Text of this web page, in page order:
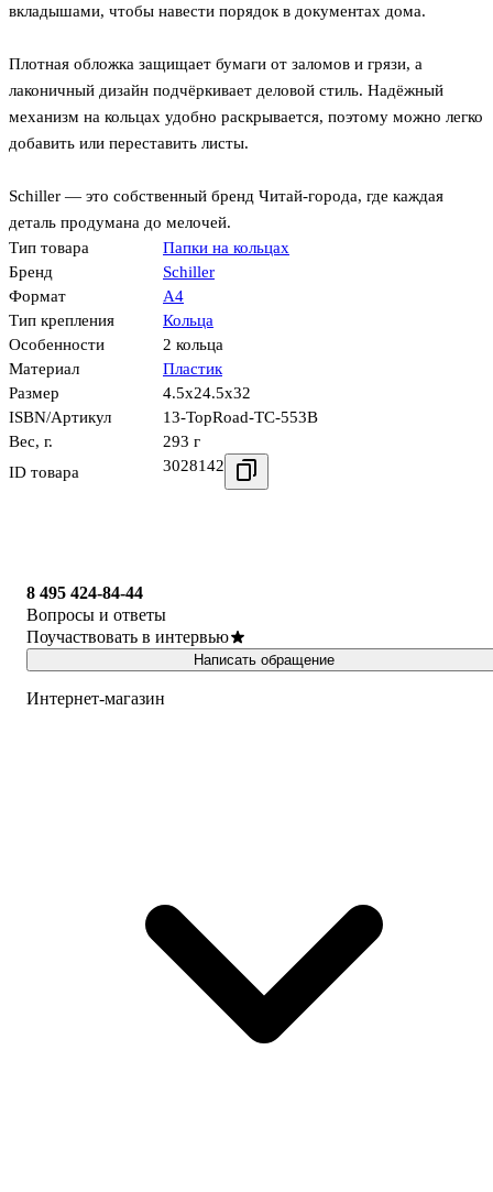
вкладышами, чтобы навести порядок в документах дома.
Плотная обложка защищает бумаги от заломов и грязи, а
лаконичный дизайн подчёркивает деловой стиль. Надёжный
механизм на кольцах удобно раскрывается, поэтому можно легко
добавить или переставить листы.
Schiller — это собственный бренд Читай-города, где каждая
деталь продумана до мелочей.
Тип товара
Папки на кольцах
Бренд
Schiller
Формат
А4
Тип крепления
Кольца
Особенности
2 кольца
Материал
Пластик
Размер
4.5x24.5x32
ISBN/Артикул
13-TopRoad-TC-553B
Вес, г.
293 г
ID товара
3028142
8 495 424-84-44
Вопросы и ответы
Поучаствовать в интервью
Написать обращение
Интернет-магазин